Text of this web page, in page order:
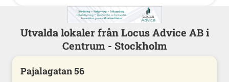
Utvalda lokaler från Locus Advice AB i
Centrum - Stockholm
Pajalagatan 56